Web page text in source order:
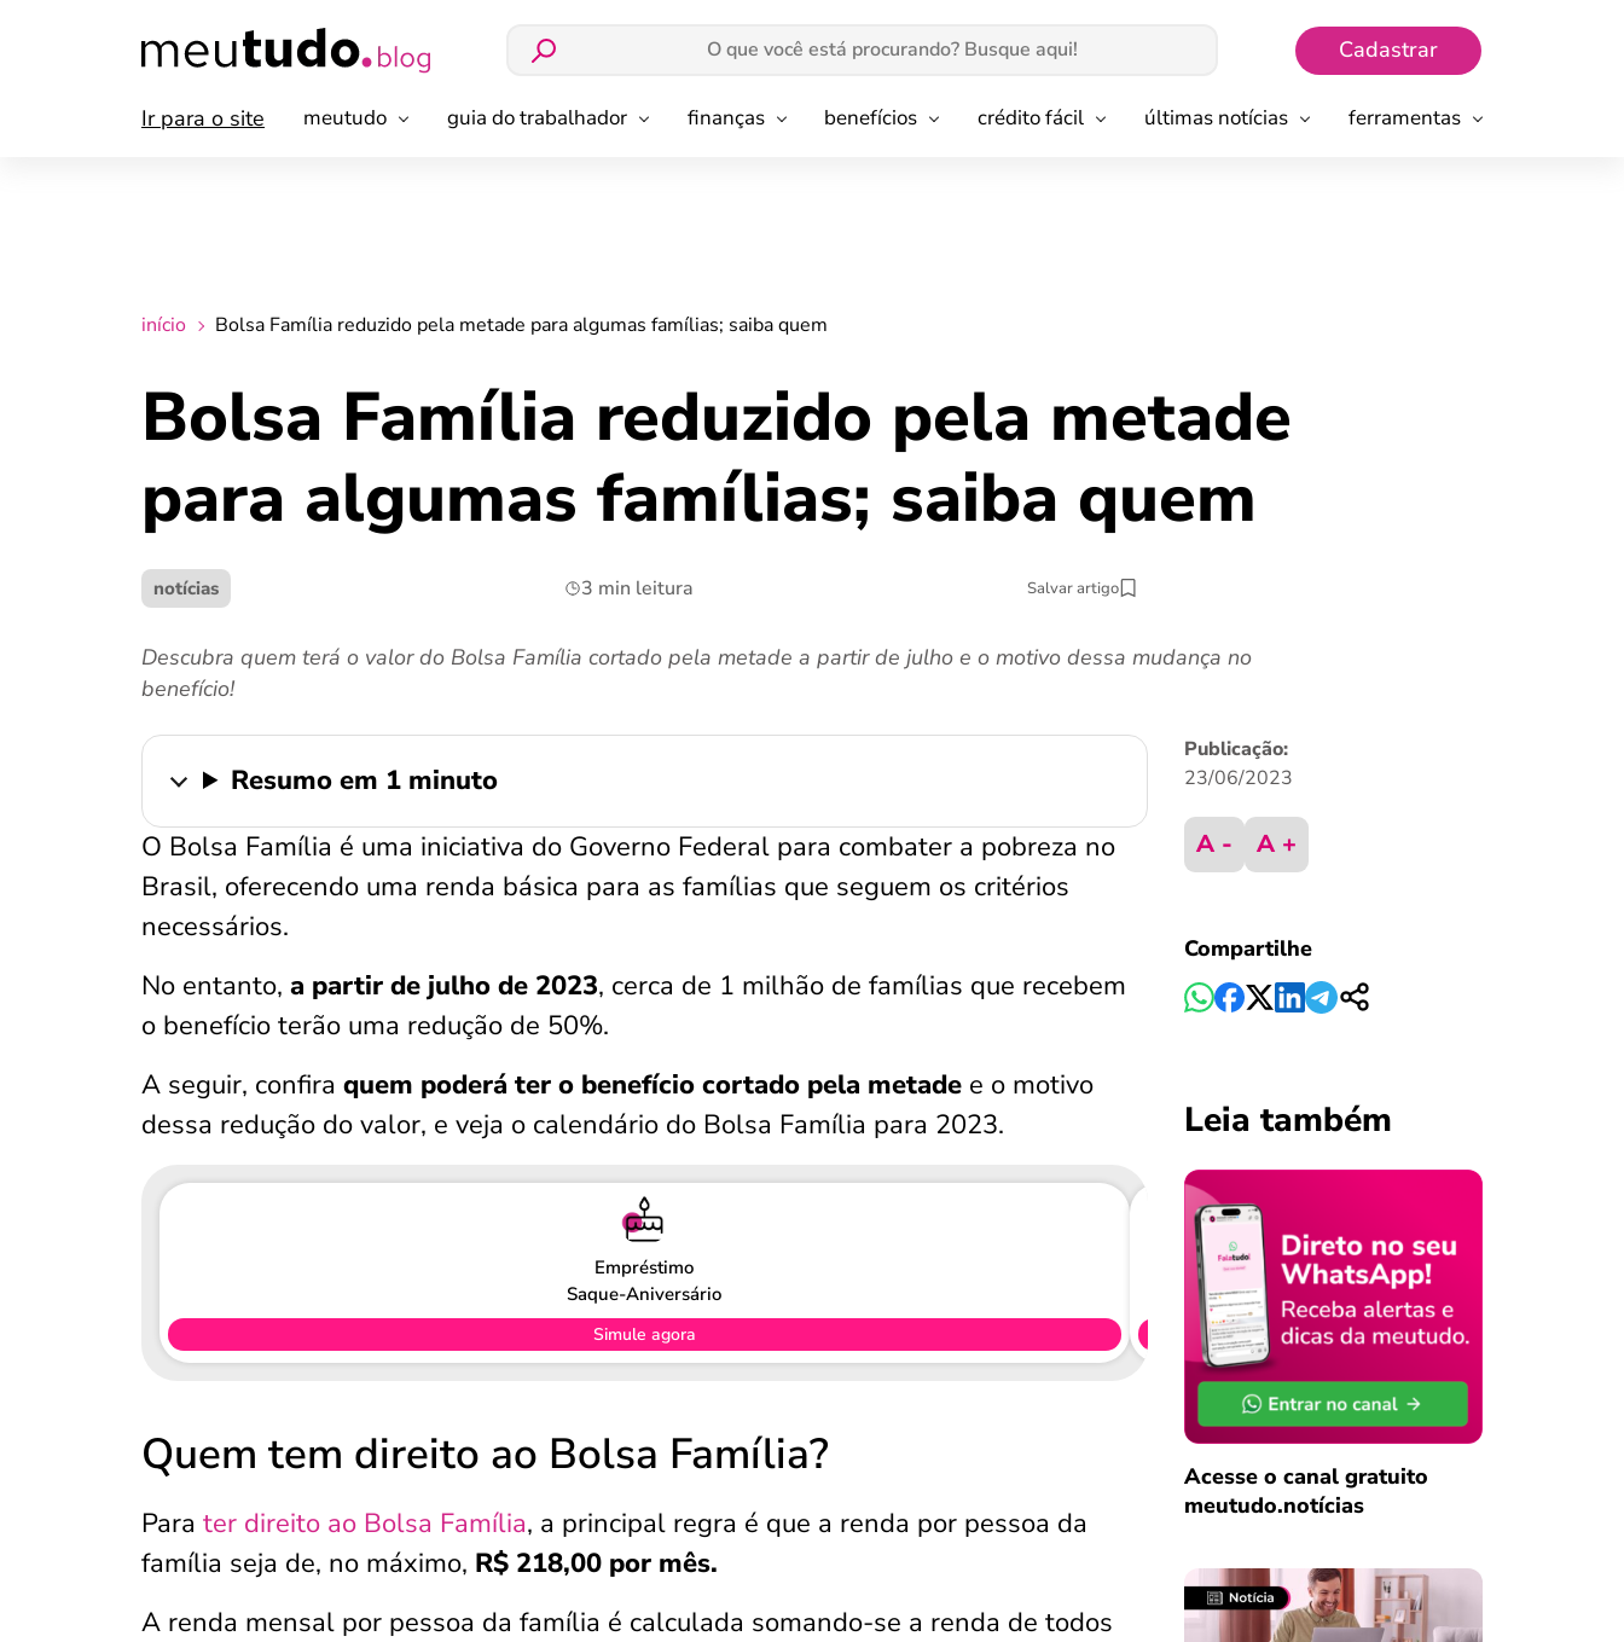
Cadastrar
Ir para o site meutudo guia do trabalhador finanças benefícios crédito fácil últimas notícias ferramentas
início Bolsa Família reduzido pela metade para algumas famílias; saiba quem
Bolsa Família reduzido pela metade
para algumas famílias; saiba quem
notícias 3 min leitura Salvar artigo
Descubra quem terá o valor do Bolsa Família cortado pela metade a partir de julho e o motivo dessa mudança no
benefício!
Resumo em 1 minuto
O Bolsa Família é uma iniciativa do Governo Federal para combater a pobreza no
Brasil, oferecendo uma renda básica para as famílias que seguem os critérios
necessários.
No entanto, a partir de julho de 2023, cerca de 1 milhão de famílias que recebem
o benefício terão uma redução de 50%.
A seguir, confira quem poderá ter o benefício cortado pela metade e o motivo
dessa redução do valor, e veja o calendário do Bolsa Família para 2023.
Empréstimo
Saque-Aniversário
Simule agora
Quem tem direito ao Bolsa Família?
Para ter direito ao Bolsa Família, a principal regra é que a renda por pessoa da
família seja de, no máximo, R$ 218,00 por mês.
A renda mensal por pessoa da família é calculada somando-se a renda de todos
Publicação:
23/06/2023
A - A +
Compartilhe
Leia também
Acesse o canal gratuito
meutudo.notícias